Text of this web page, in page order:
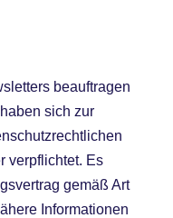
beauftragen
sich zur
verpflichtet. Es
gemäß Art
Informationen